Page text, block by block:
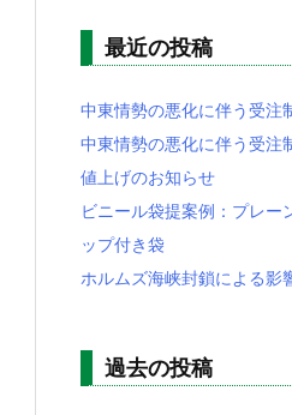
最近の投稿
中東情勢の悪化に伴う受注
中東情勢の悪化に伴う受注
値上げのお知らせ
ビニール袋提案例：プレ
ップ付き袋
ホルムズ海峡封鎖による影
過去の投稿